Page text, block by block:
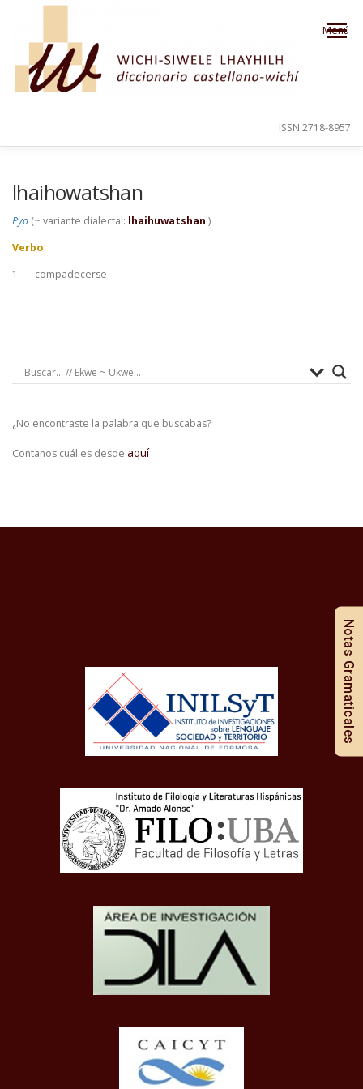
Saltar al contenido
Menú
ISSN 2718-8957
lhaihowatshan
Pyo (~ variante dialectal: lhaihuwatshan )
Verbo
1
compadecerse
¿No encontraste la palabra que buscabas?
Contanos cuál es desde aquí
Notas Gramaticales